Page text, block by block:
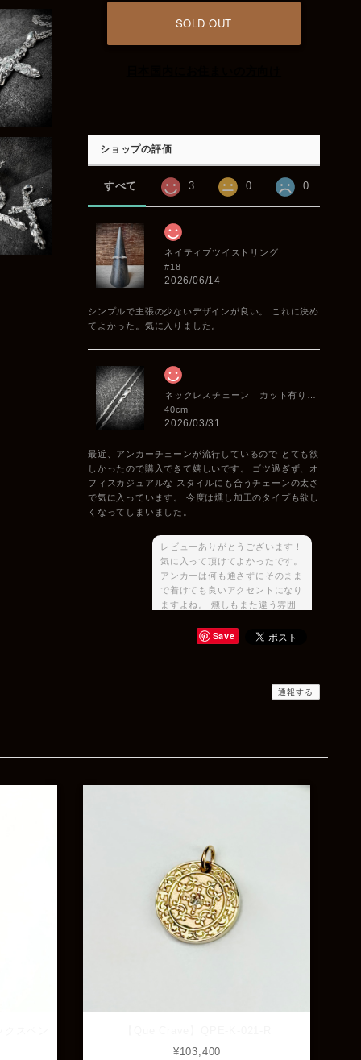
SOLD OUT
ショップの評価
すべて 3 0 0
ネイティブツイストリング
#18
2026/06/14
シンプルで主張の少ないデザインが良い。 これに決め
てよかった。気に入りました。
40cm
2026/03/31
最近、アンカーチェーンが流行しているので とても欲
しかったので購入できて嬉しいです。 ゴツ過ぎず、オ
フィスカジュアルな スタイルにも合うチェーンの太さ
で気に入っています。 今度は燻し加工のタイプも欲し
くなってしまいました。
レビューありがとうございます！
気に入って頂けてよかったです。
アンカーは何も通さずにそのまま
で着けても良いアクセントになり
ますよね。 燻しもまた違う雰囲
非またご相談ください♪
サイズも合ってたようで良かった
です！ またいつでもお気軽にご
相談下さい♪
Save
通報する
¥103,400